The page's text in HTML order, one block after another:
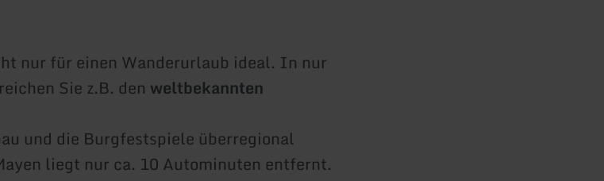
nur für einen Wanderurlaub ideal. In nur
Sie z.B. den weltbekannten
und die Burgfestspiele überregional
liegt nur ca. 10 Autominuten entfernt.